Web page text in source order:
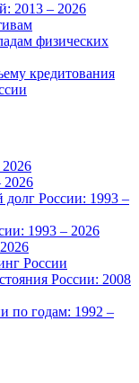
2013 – 2026
физических
кредитования
2026
долг России: 1993 –
1993 – 2026
России
России: 2008
по годам: 1992 –